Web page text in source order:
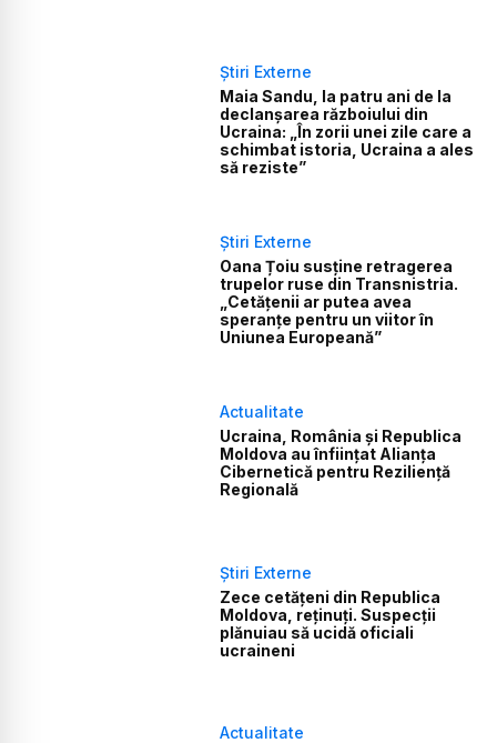
Știri Externe
Maia Sandu, la patru ani de la
declanșarea războiului din
Ucraina: „În zorii unei zile care a
schimbat istoria, Ucraina a ales
să reziste”
Știri Externe
Oana Țoiu susține retragerea
trupelor ruse din Transnistria.
„Cetățenii ar putea avea
speranțe pentru un viitor în
Uniunea Europeană”
Actualitate
Ucraina, România și Republica
Moldova au înființat Alianța
Cibernetică pentru Reziliență
Regională
Știri Externe
Zece cetățeni din Republica
Moldova, reținuți. Suspecții
plănuiau să ucidă oficiali
ucraineni
Actualitate